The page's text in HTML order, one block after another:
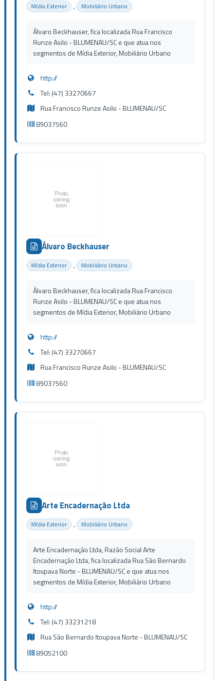
Mídia Exterior , Mobiliário Urbano
Álvaro Beckhauser, fica localizada Rua Francisco
Runze Asilo - BLUMENAU/SC e que atua nos
segmentos de Mídia Exterior, Mobiliário Urbano
http://
Tel: (47) 33270667
Rua Francisco Runze Asilo - BLUMENAU/SC
89037560
Álvaro Beckhauser
Mídia Exterior , Mobiliário Urbano
Álvaro Beckhauser, fica localizada Rua Francisco
Runze Asilo - BLUMENAU/SC e que atua nos
segmentos de Mídia Exterior, Mobiliário Urbano
http://
Tel: (47) 33270667
Rua Francisco Runze Asilo - BLUMENAU/SC
89037560
Arte Encadernação Ltda
Mídia Exterior , Mobiliário Urbano
Arte Encadernação Ltda, Razão Social Arte
Encadernação Ltda, fica localizada Rua São Bernardo
Itoupava Norte - BLUMENAU/SC e que atua nos
segmentos de Mídia Exterior, Mobiliário Urbano
http://
Tel: (47) 33231218
Rua São Bernardo Itoupava Norte - BLUMENAU/SC
89052100